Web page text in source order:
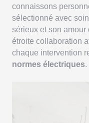
connaissons
sélectionné avec
sérieux et son amour
étroite collaboration
chaque intervention
normes électriques.